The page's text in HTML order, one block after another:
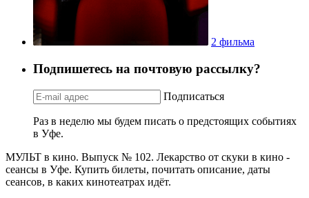
2 фильма
Подпишетесь на почтовую рассылку?
Подписаться
Раз в неделю мы будем писать о предстоящих событиях
в Уфе.
МУЛЬТ в кино. Выпуск № 102. Лекарство от скуки в кино -
сеансы в Уфе. Купить билеты, почитать описание, даты
сеансов, в каких кинотеатрах идёт.